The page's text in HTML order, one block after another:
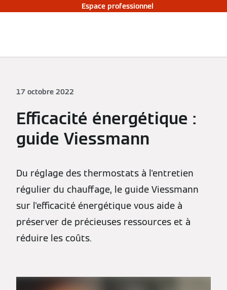
Espace professionnel
17 octobre 2022
Efficacité énergétique :
guide Viessmann
Du réglage des thermostats à l'entretien
régulier du chauffage, le guide Viessmann
sur l'efficacité énergétique vous aide à
préserver de précieuses ressources et à
réduire les coûts.